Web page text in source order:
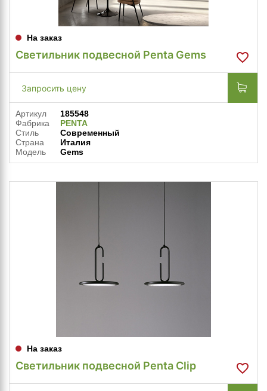
На заказ
Светильник подвесной Penta Gems
Запросить цену
Артикул
185548
Фабрика
PENTA
Стиль
Современный
Страна
Италия
Модель
Gems
На заказ
Светильник подвесной Penta Clip